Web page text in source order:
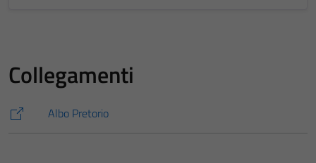
Collegamenti
Albo Pretorio